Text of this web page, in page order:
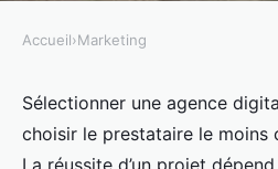
Top 5 astuces
une agence
Accueil›Marketing
Sélectionner une agence
choisir le prestataire le moins
La réussite d’un projet